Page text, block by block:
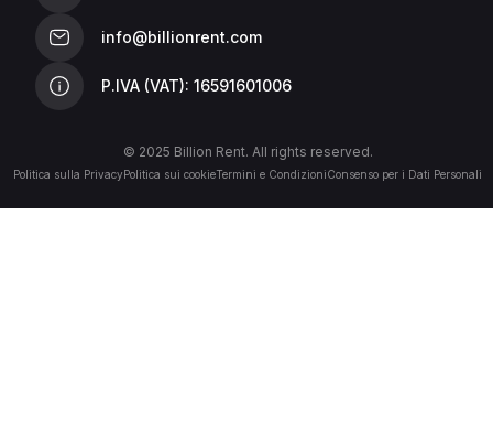
info@billionrent.com
P.IVA (VAT): 16591601006
© 2025 Billion Rent. All rights reserved.
Politica sulla PrivacyPolitica sui cookieTermini e CondizioniConsenso per i Dati Personali